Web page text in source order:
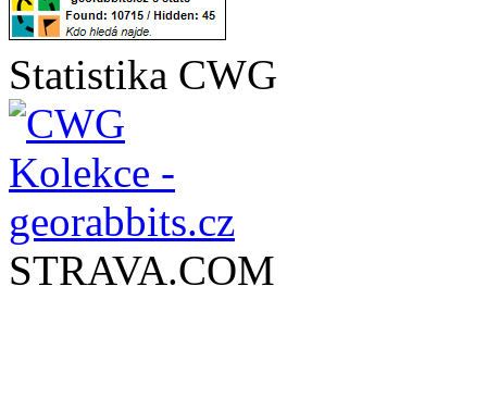
Statistika CWG
STRAVA.COM